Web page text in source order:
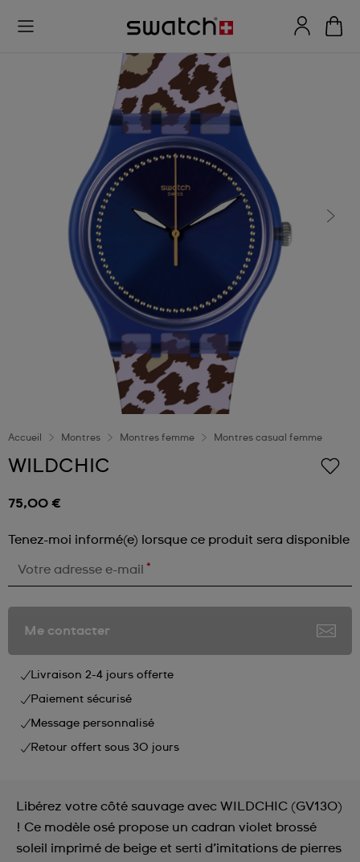
Accueil Montres Montres femme Montres casual femme
WILDCHIC
75,00 €
Tenez-moi informé(e) lorsque ce produit sera disponible
Votre adresse e-mail *
Me contacter
Livraison 2-4 jours offerte
Paiement sécurisé
Message personnalisé
Retour offert sous 30 jours
Libérez votre côté sauvage avec WILDCHIC (GV130)
! Ce modèle osé propose un cadran violet brossé
soleil imprimé de beige et serti d’imitations de pierres